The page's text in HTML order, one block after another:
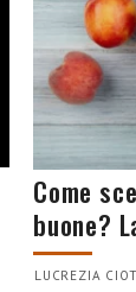
Come
buone?
LUCREZIA